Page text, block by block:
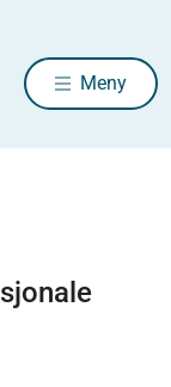
Meny